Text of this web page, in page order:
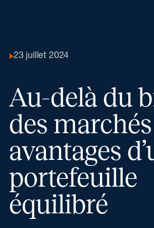
23 juillet 2024
Au-delà du
des
avantages
portefeuille
équilibré